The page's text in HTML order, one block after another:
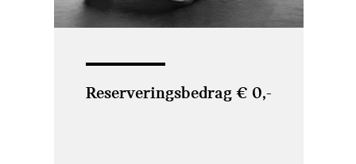
Reserveringsbedrag € 0,-